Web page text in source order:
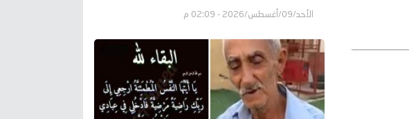
الأحد/09/أغسطس/2026 - 02:09 م